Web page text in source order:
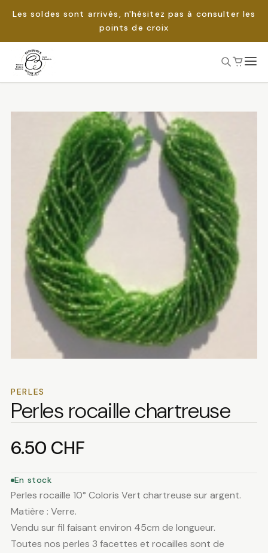
Les soldes sont arrivés, n'hésitez pas à consulter les
points de croix
Passer
PERLES
Perles rocaille chartreuse
6.50 CHF
En stock
Perles rocaille 10° Coloris Vert chartreuse sur argent.
Matière : Verre.
Vendu sur fil faisant environ 45cm de longueur.
Toutes nos perles 3 facettes et rocailles sont de